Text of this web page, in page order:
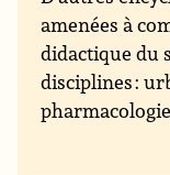
amenées à
didactique du
disciplines :